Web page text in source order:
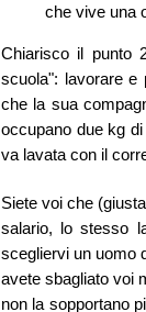
che vive una
Chiarisco il punto
scuola": lavorare e
che la sua
occupano due kg
va lavata con il
Siete voi che
salario, lo stesso
scegliervi un uomo
avete sbagliato voi
non la sopportano